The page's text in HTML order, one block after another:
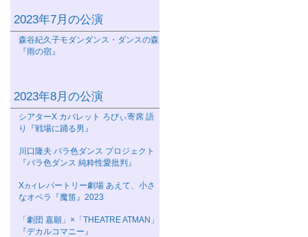
2023年7月の公演
森谷紀久子モダンダンス・ダンスの森
『雨の宿』
2023年8月の公演
シアターΧ カバレット ろびぃ寄席 語
り『戦場に踊る男』
川口隆夫 バラ色ダンス プロジェクト
『バラ色ダンス 純粋性愛批判』
Χカイ レパートリー劇場 あえて、小さ
なオペラ『魔笛』2023
「劇団 嘉願」×「THEATRE ATMAN」
『デカルコマニー』